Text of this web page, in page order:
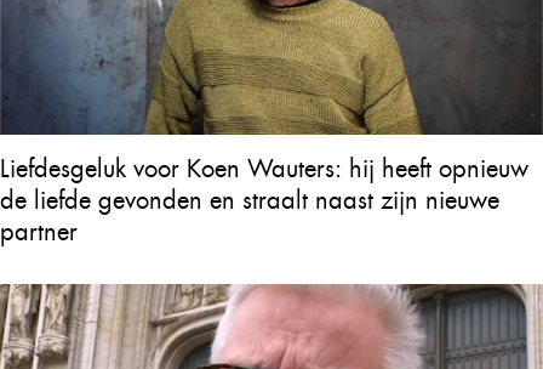
Liefdesgeluk voor Koen Wauters: hij heeft opnieuw
de liefde gevonden en straalt naast zijn nieuwe
partner